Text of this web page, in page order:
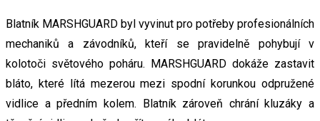
Blatník MARSHGUARD byl vyvinut pro potřeby profesionálních
mechaniků a závodníků, kteří se pravidelně pohybují v
kolotoči světového poháru. MARSHGUARD dokáže zastavit
bláto, které lítá mezerou mezi spodní korunkou odpružené
vidlice a předním kolem. Blatník zároveň chrání kluzáky a